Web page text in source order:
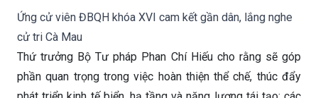
Ứng cử viên ĐBQH khóa XVI cam kết gần dân, lắng nghe
cử tri Cà Mau
Thứ trưởng Bộ Tư pháp Phan Chí Hiếu cho rằng sẽ góp
phần quan trọng trong việc hoàn thiện thể chế, thúc đẩy